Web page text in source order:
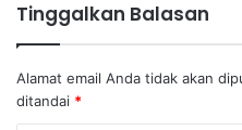
Tinggalkan Balasan
Alamat email Anda tidak akan
ditandai *